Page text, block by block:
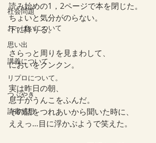
社会問題
おっぱいについて
思い出
講義について
リプロについて。
つぶやき
読書感想
読み始めの1，2ページで本を閉じた。
ちょいと気分がのらない。
下に降りる。
さらっと周りを見まわして、
においをクンクン。
実は昨日の朝、
息子がうんこをふんだ。
その話をつれあいから聞いた時に、
ええっ…目に浮かぶようで笑えた。